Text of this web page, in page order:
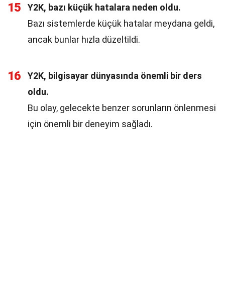
15
Y2K, bazı küçük hatalara neden oldu.
Bazı sistemlerde küçük hatalar meydana geldi,
ancak bunlar hızla düzeltildi.
16
Y2K, bilgisayar dünyasında önemli bir ders
oldu.
Bu olay, gelecekte benzer sorunların önlenmesi
için önemli bir deneyim sağladı.